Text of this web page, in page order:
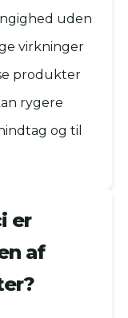
uden
virkninger
produkter
rygere
og til
er
af